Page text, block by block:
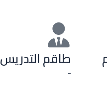
طاقم التدريس
-